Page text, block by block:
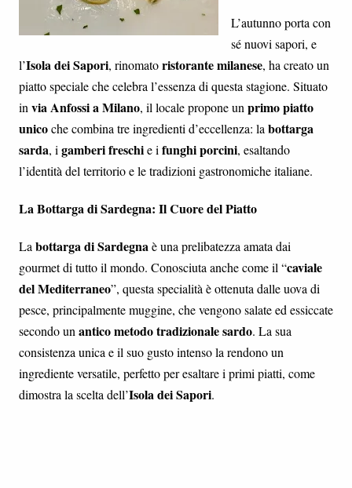
L’autunno porta con
sé nuovi sapori, e
l’Isola dei Sapori, rinomatoristorante milanese, ha creato un
piatto speciale che celebra l’essenza di questa stagione. Situato
in via Anfossi a Milano, il locale propone un primo piatto
unicoche combina tre ingredienti d’eccellenza: la bottarga
sarda, i gamberi freschie i funghi porcini, esaltando
l’identità del territorio e le tradizioni gastronomiche italiane.
La Bottarga di Sardegna: Il Cuore del Piatto
Labottarga di Sardegnaè una prelibatezza amata dai
gourmet di tutto il mondo. Conosciuta anche come il “caviale
del Mediterraneo”, questa specialità è ottenuta dalle uova di
pesce, principalmente muggine, che vengono salate ed essiccate
secondo unantico metodo tradizionale sardo. La sua
consistenza unica e il suo gusto intenso la rendono un
ingrediente versatile, perfetto per esaltare i primi piatti, come
dimostra la scelta dell’Isola dei Sapori.